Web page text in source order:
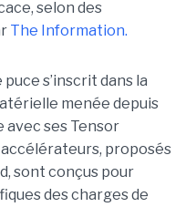
selon des
The Information.
s’inscrit dans la
menée depuis
avec ses Tensor
accélérateurs, proposés
sont conçus pour
des charges de